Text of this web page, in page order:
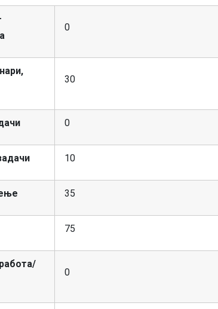
0
30
0
10
35
75
0